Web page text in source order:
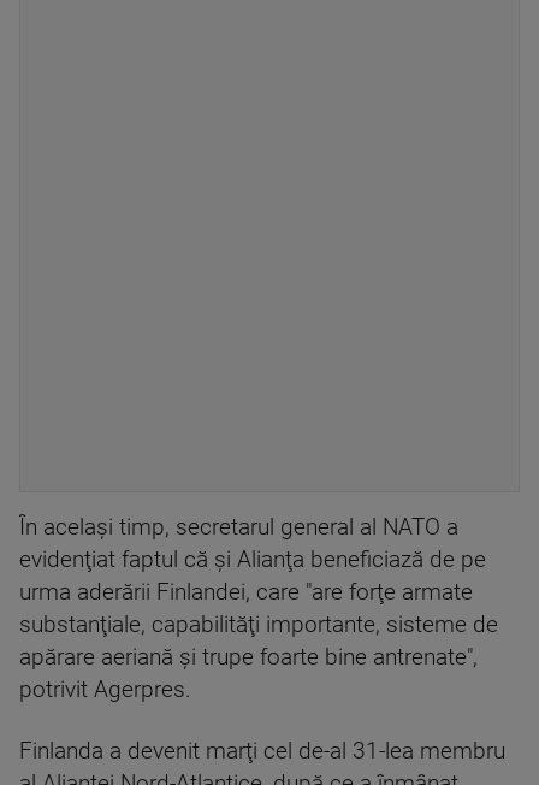
În acelaşi timp, secretarul general al NATO a
evidenţiat faptul că şi Alianţa beneficiază de pe
urma aderării Finlandei, care "are forţe armate
substanţiale, capabilităţi importante, sisteme de
apărare aeriană şi trupe foarte bine antrenate",
potrivit Agerpres.
Finlanda a devenit marţi cel de-al 31-lea membru